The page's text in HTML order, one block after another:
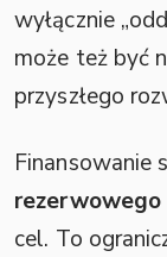
wyłącznie
może też być
przyszłego
Finansowanie
rezerwowego
cel. To